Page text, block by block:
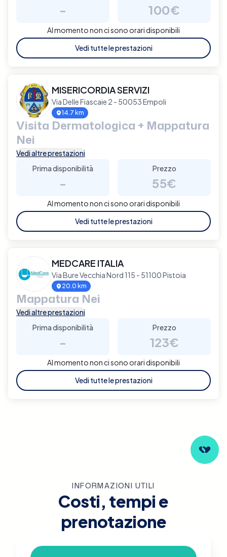
- 100€
Al momento non ci sono orari disponibili
Vedi tutte le prestazioni
MISERICORDIA SERVIZI
Via Delle Fiascaie 2 - 50053 Empoli
14.7 km
Visita Dermatologica + Mappatura
Nei
Vedi altre prestazioni
Prima disponibilità
-
Prezzo
55€
Al momento non ci sono orari disponibili
Vedi tutte le prestazioni
MEDCARE ITALIA
Via Bure Vecchia Nord 115 - 51100 Pistoia
20.0 km
Mappatura Nei
Vedi altre prestazioni
Prima disponibilità
-
Prezzo
123€
Al momento non ci sono orari disponibili
Vedi tutte le prestazioni
INFORMAZIONI UTILI
Costi, tempi e
prenotazione